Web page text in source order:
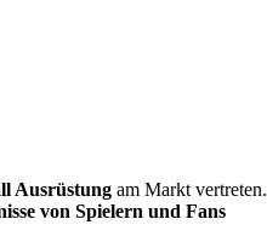
Ausrüstung am Markt vertreten.
von Spielern und Fans